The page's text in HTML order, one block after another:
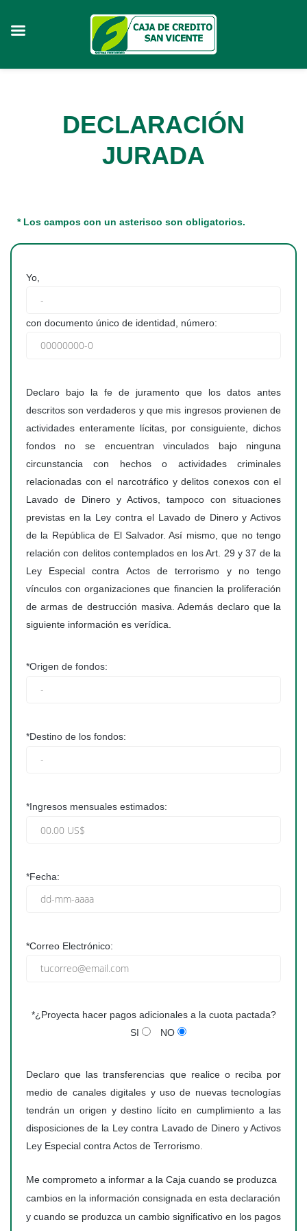
DECLARACIÓN
JURADA
* Los campos con un asterisco son obligatorios.
Yo,
con documento único de identidad, número:
Declaro bajo la fe de juramento que los datos antes
descritos son verdaderos y que mis ingresos provienen de
actividades enteramente lícitas, por consiguiente, dichos
fondos no se encuentran vinculados bajo ninguna
circunstancia con hechos o actividades criminales
relacionadas con el narcotráfico y delitos conexos con el
Lavado de Dinero y Activos, tampoco con situaciones
previstas en la Ley contra el Lavado de Dinero y Activos
de la República de El Salvador. Así mismo, que no tengo
relación con delitos contemplados en los Art. 29 y 37 de la
Ley Especial contra Actos de terrorismo y no tengo
vínculos con organizaciones que financien la proliferación
de armas de destrucción masiva. Además declaro que la
siguiente información es verídica.
*Origen de fondos:
*Destino de los fondos:
*Ingresos mensuales estimados:
*Fecha:
*Correo Electrónico:
*¿Proyecta hacer pagos adicionales a la cuota pactada?
SI
NO
Declaro que las transferencias que realice o reciba por
medio de canales digitales y uso de nuevas tecnologías
tendrán un origen y destino lícito en cumplimiento a las
disposiciones de la Ley contra Lavado de Dinero y Activos
Ley Especial contra Actos de Terrorismo.
Me comprometo a informar a la Caja cuando se produzca
cambios en la información consignada en esta declaración
y cuando se produzca un cambio significativo en los pagos